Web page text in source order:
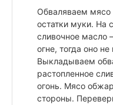
Обваляваем мясо
остатки муки. На
сливочное масло
огне, тогда оно
Выкладываем
растопленное
огонь. Мясо
стороны.